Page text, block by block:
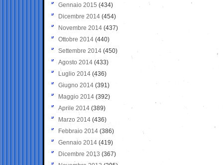
Gennaio 2015 (434)
Dicembre 2014 (454)
Novembre 2014 (437)
Ottobre 2014 (440)
Settembre 2014 (450)
Agosto 2014 (433)
Luglio 2014 (436)
Giugno 2014 (391)
Maggio 2014 (392)
Aprile 2014 (389)
Marzo 2014 (436)
Febbraio 2014 (386)
Gennaio 2014 (419)
Dicembre 2013 (367)